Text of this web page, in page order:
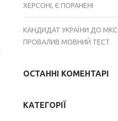
ХЕРСОНІ, Є ПОРАНЕНІ
КАНДИДАТ УКРАЇНИ ДО МКС
ПРОВАЛИВ МОВНИЙ ТЕСТ
ОСТАННІ КОМЕНТАРІ
КАТЕГОРІЇ